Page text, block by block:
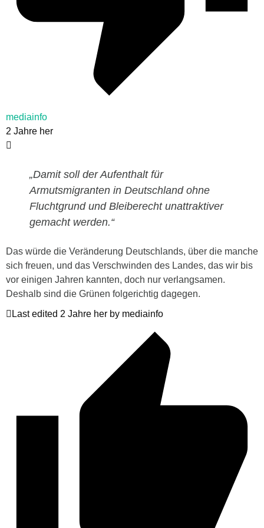
mediainfo
2 Jahre her
„Damit soll der Aufenthalt für
Armutsmigranten in Deutschland ohne
Fluchtgrund und Bleiberecht unattraktiver
gemacht werden.“
Das würde die Veränderung Deutschlands, über die manche
sich freuen, und das Verschwinden des Landes, das wir bis
vor einigen Jahren kannten, doch nur verlangsamen.
Deshalb sind die Grünen folgerichtig dagegen.
Last edited 2 Jahre her by mediainfo